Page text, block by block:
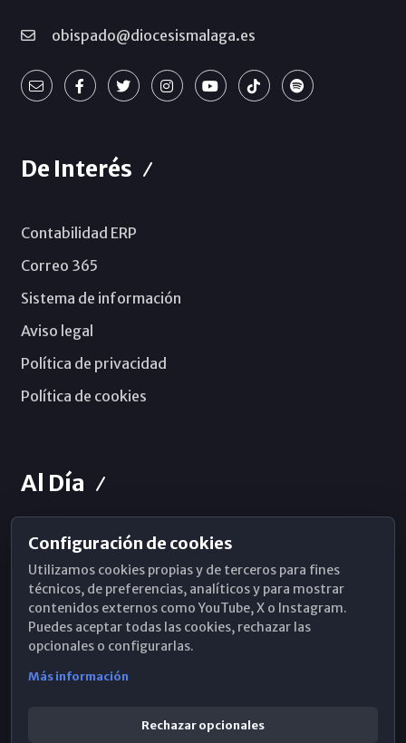
obispado@diocesismalaga.es
De Interés
Contabilidad ERP
Correo 365
Sistema de información
Aviso legal
Política de privacidad
Política de cookies
Al Día
Horarios de Misa
Hemeroteca
WhatsApp
Configuración de cookies
Utilizamos cookies propias y de terceros para fines
técnicos, de preferencias, analíticos y para mostrar
contenidos externos como YouTube, X o Instagram.
Puedes aceptar todas las cookies, rechazar las
opcionales o configurarlas.
Más información
Rechazar opcionales